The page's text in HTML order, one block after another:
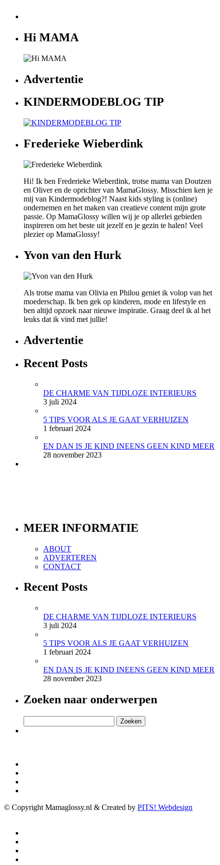
Hi MAMA
Advertentie
KINDERMODEBLOG TIP
Frederieke Wieberdink
Hi! Ik ben Frederieke Wieberdink, trotse mama van Doutzen
en Oliver en de oprichter van MamaGlossy. Misschien ken je
mij van Kindermodeblog?! Naast kids styling is (online)
ondernemen en het maken van creatieve content mijn grote
passie. Op MamaGlossy willen wij je op allerlei gebieden
inspireren om het beste uit jezelf en je gezin te halen! Veel
plezier op MamaGlossy!
Yvon van den Hurk
Als trotse mama van Olivia en Philou geniet ik volop van het
moederschap. Ik ben gek op kinderen, mode en lifestyle en
ben altijd opzoek naar nieuwe inspiratie. Graag deel ik al het
leuks dat ik vind met jullie!
Advertentie
Recent Posts
DE CHARME VAN TIJDLOZE INTERIEURS
3 juli 2024
5 TIPS VOOR ALS JE GAAT VERHUIZEN
1 februari 2024
EN DAN IS JE KIND INEENS GEEN KIND MEER
28 november 2023
MEER INFORMATIE
ABOUT
ADVERTEREN
CONTACT
Recent Posts
DE CHARME VAN TIJDLOZE INTERIEURS
3 juli 2024
5 TIPS VOOR ALS JE GAAT VERHUIZEN
1 februari 2024
EN DAN IS JE KIND INEENS GEEN KIND MEER
28 november 2023
Zoeken naar onderwerpen
naar:
© Copyright Mamaglossy.nl & Created by PITS! Webdesign